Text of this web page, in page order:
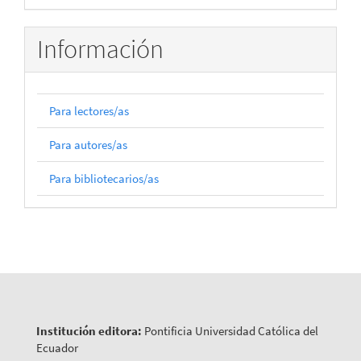
Información
Para lectores/as
Para autores/as
Para bibliotecarios/as
Institución editora: Pontificia Universidad Católica del
Ecuador